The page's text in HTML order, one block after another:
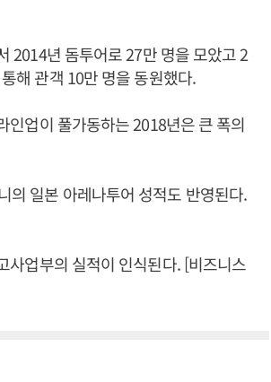
2014년 돔투어로 27만 명을 모았고 2
해 관객 10만 명을 동원했다.
인업이 풀가동하는 2018년은 큰 폭의
의 일본 아레나투어 성적도 반영된다.
사업부의 실적이 인식된다. [비즈니스